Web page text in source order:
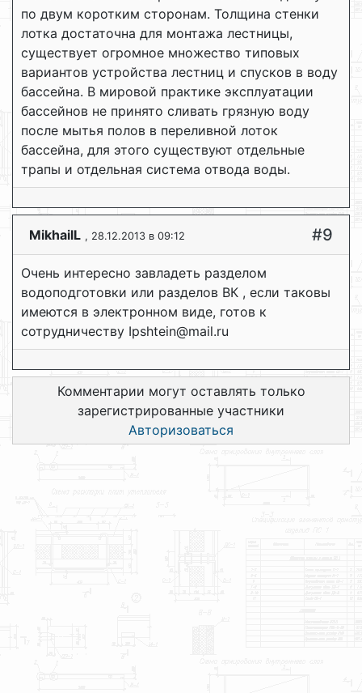
по двум коротким сторонам. Толщина стенки
лотка достаточна для монтажа лестницы,
существует огромное множество типовых
вариантов устройства лестниц и спусков в воду
бассейна. В мировой практике эксплуатации
бассейнов не принято сливать грязную воду
после мытья полов в переливной лоток
бассейна, для этого существуют отдельные
трапы и отдельная система отвода воды.
MikhailL , 28.12.2013 в 09:12 #9
Очень интересно завладеть разделом
водоподготовки или разделов ВК , если таковы
имеются в электронном виде, готов к
сотрудничеству Ipshtein@mail.ru
Комментарии могут оставлять только
зарегистрированные участники
Авторизоваться